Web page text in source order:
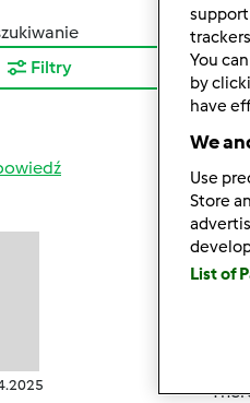
Filtry
śr.,
not
You
by
have
We
Use
Store
List of